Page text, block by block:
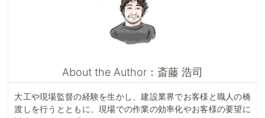
About the Author：斎藤 浩司
大工や現場監督の経験を生かし、建設業界でお客様と職人の橋
渡しを行うとともに、現場での作業の効率化やお客様の要望に